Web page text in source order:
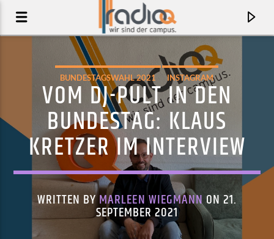
BUNDESTAGSWAHL 2021 INSTAGRAM
VOM DJ-PULT IN DEN
BUNDESTAG: KLAUS
KRETZER IM INTERVIEW
WRITTEN BYMARLEEN WIEGMANNON 21.
SEPTEMBER 2021